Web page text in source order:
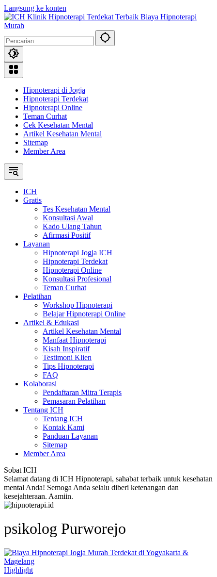
Langsung ke konten
Hipnoterapi di Jogja
Hipnoterapi Terdekat
Hipnoterapi Online
Teman Curhat
Cek Kesehatan Mental
Artikel Kesehatan Mental
Sitemap
Member Area
ICH
Gratis
Tes Kesehatan Mental
Konsultasi Awal
Kado Ulang Tahun
Afirmasi Positif
Layanan
Hipnoterapi Jogja ICH
Hipnoterapi Terdekat
Hipnoterapi Online
Konsultasi Profesional
Teman Curhat
Pelatihan
Workshop Hipnoterapi
Belajar Hipnoterapi Online
Artikel & Edukasi
Artikel Kesehatan Mental
Manfaat Hipnoterapi
Kisah Inspiratif
Testimoni Klien
Tips Hipnoterapi
FAQ
Kolaborasi
Pendaftaran Mitra Terapis
Pemasaran Pelatihan
Tentang ICH
Tentang ICH
Kontak Kami
Panduan Layanan
Sitemap
Member Area
Sobat ICH
Selamat datang di ICH Hipnoterapi, sahabat terbaik untuk kesehatan
mental Anda! Semoga Anda selalu diberi ketenangan dan
kesejahteraan. Aamiin.
psikolog Purworejo
Highlight